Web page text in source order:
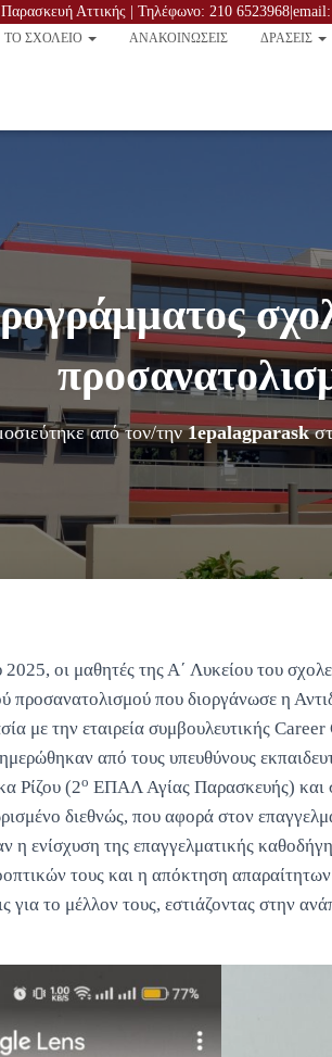
Αττικής | Τηλέφωνο: 210
TO ΣΧΟΛΕΙΟ ΑΝΑΚΟΙΝΏΣΕΙΣ ΔΡΑΣΕΙΣ
από τον/την1epalagparask
οι μαθητές της Α΄ Λυκείου του
προσανατολισμού που διοργάνωσε η
με την εταιρεία συμβουλευτικής
από τους υπευθύνους
Ρίζου (2ο ΕΠΑΛ Αγίας Παρασκευής) και
διεθνώς, που αφορά στον
η ενίσχυση της επαγγελματικής
τους και η απόκτηση
για το μέλλον τους, εστιάζοντας στην